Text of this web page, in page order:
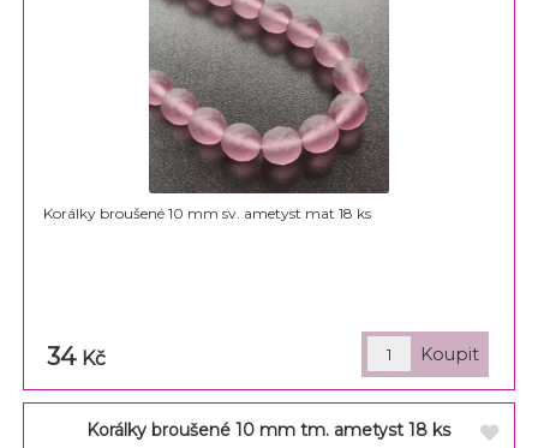
Korálky broušené 10 mm sv. ametyst mat 18 ks
34 Kč
Korálky broušené 10 mm tm. ametyst 18 ks